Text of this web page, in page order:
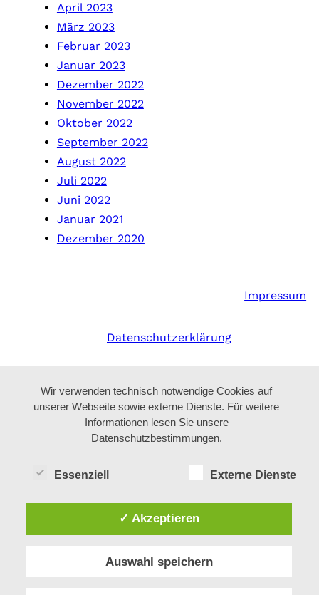
April 2023
März 2023
Februar 2023
Januar 2023
Dezember 2022
November 2022
Oktober 2022
September 2022
August 2022
Juli 2022
Juni 2022
Januar 2021
Dezember 2020
Impressum
Datenschutzerklärung
Wir verwenden technisch notwendige Cookies auf
unserer Webseite sowie externe Dienste. Für weitere
Informationen lesen Sie unsere
Datenschutzbestimmungen.
Essenziell Externe Dienste
✓ Akzeptieren
Auswahl speichern